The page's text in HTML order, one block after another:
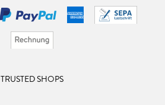
TRUSTED SHOPS